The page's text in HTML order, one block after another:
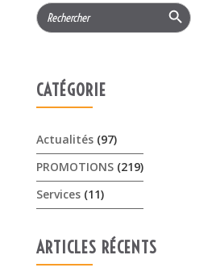
Search
for:
CATÉGORIE
Actualités(97)
PROMOTIONS(219)
Services(11)
ARTICLES RÉCENTS